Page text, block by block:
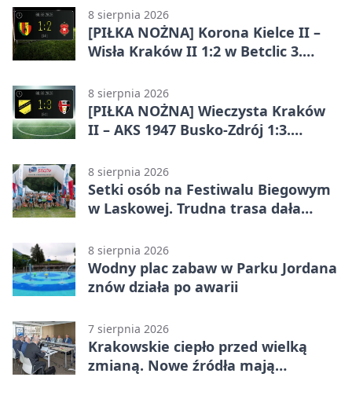
efektownym zwycięstwem
8 sierpnia 2026
[PIŁKA NOŻNA] Korona Kielce II –
Wisła Kraków II 1:2 w Betclic 3.
odwróciła losy meczu
8 sierpnia 2026
[PIŁKA NOŻNA] Wieczysta Kraków
II – AKS 1947 Busko-Zdrój 1:3.
Liga Grupa 4 (Grupa IV)
8 sierpnia 2026
Setki osób na Festiwalu Biegowym
w Laskowej. Trudna trasa dała
8 sierpnia 2026
Wodny plac zabaw w Parku Jordana
znów działa po awarii
7 sierpnia 2026
Krakowskie ciepło przed wielką
zmianą. Nowe źródła mają